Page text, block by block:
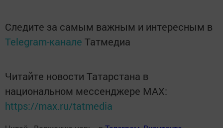
Следите за самым важным и интересным в
Telegram-канале Татмедиа
Читайте новости Татарстана в
национальном мессенджере MАХ:
https://max.ru/tatmedia